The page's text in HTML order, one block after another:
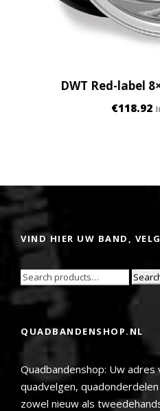
DWT Red-label
€118.92
VIND HIER UW BAND,
QUADBANDENSHOP.NL
Quadbandenshop: Uw adres
quadvelgen,
zowel nieuw als